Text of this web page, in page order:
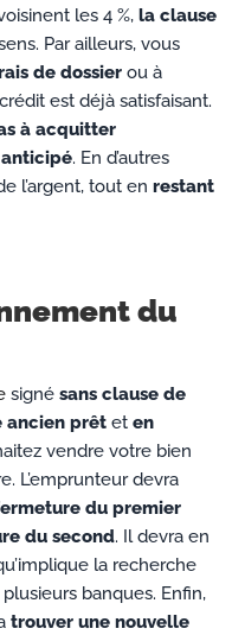
les 4 %, la clause
Par ailleurs, vous
de dossier ou à
est déjà satisfaisant.
à acquitter
anticipé. En d’autres
l’argent, tout en restant
du
signé sans clause de
ancien prêt et en
vendre votre bien
L’emprunteur devra
du premier
du second. Il devra en
la recherche
banques. Enfin,
trouver une nouvelle